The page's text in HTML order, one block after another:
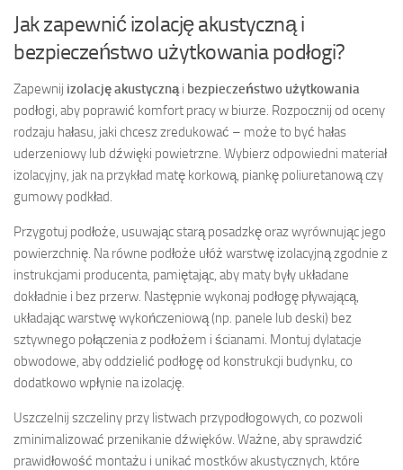
Jak zapewnić izolację akustyczną i
bezpieczeństwo użytkowania podłogi?
Zapewnij izolację akustyczną i bezpieczeństwo użytkowania
podłogi, aby poprawić komfort pracy w biurze. Rozpocznij od oceny
rodzaju hałasu, jaki chcesz zredukować – może to być hałas
uderzeniowy lub dźwięki powietrzne. Wybierz odpowiedni materiał
izolacyjny, jak na przykład matę korkową, piankę poliuretanową czy
gumowy podkład.
Przygotuj podłoże, usuwając starą posadzkę oraz wyrównując jego
powierzchnię. Na równe podłoże ułóż warstwę izolacyjną zgodnie z
instrukcjami producenta, pamiętając, aby maty były układane
dokładnie i bez przerw. Następnie wykonaj podłogę pływającą,
układając warstwę wykończeniową (np. panele lub deski) bez
sztywnego połączenia z podłożem i ścianami. Montuj dylatacje
obwodowe, aby oddzielić podłogę od konstrukcji budynku, co
dodatkowo wpłynie na izolację.
Uszczelnij szczeliny przy listwach przypodłogowych, co pozwoli
zminimalizować przenikanie dźwięków. Ważne, aby sprawdzić
prawidłowość montażu i unikać mostków akustycznych, które